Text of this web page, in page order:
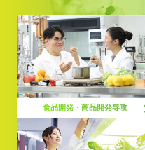
食品開発・商品開発専攻